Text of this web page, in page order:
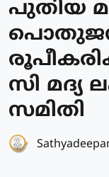
പുതിയ
സി മദ്യ
സമിതി